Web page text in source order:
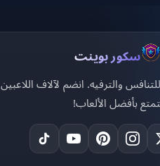
سكور بوينت
والترفيه. انضم لآلاف اللاعبين
بأفضل الألعاب!